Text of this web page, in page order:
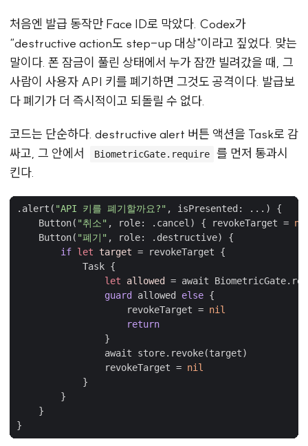
처음엔 발급 동작만 Face ID로 막았다. Codex가
“destructive action도 step-up 대상"이라고 짚었다. 맞는
말이다. 폰 잠금이 풀린 상태에서 누가 잠깐 빌려갔을 때, 그
사람이 사용자 API 키를 폐기하면 그것도 공격이다. 발급보
다 폐기가 더 즉시적이고 되돌릴 수 없다.
코드는 단순하다. destructive alert 버튼 액션을 Task로 감
싸고, 그 안에서
BiometricGate.require
를 먼저 통과시
킨다.
. alert ( "API 키를 폐기할까요?" , isPresented : ...)
{
Button( "취소" , role: . cancel) { revokeTarget =
Button( "폐기" , role: . destructive)
{
if let target = revokeTarget
{
Task {
let
allowed = await BiometricGate.
guard
allowed else {
revokeTarget = nil
return
}
await
store. revoke(target)
revokeTarget = nil
}
}
}
}